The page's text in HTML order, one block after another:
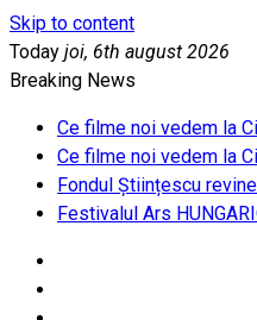
Skip to content
Today joi, 6th august 2026
Breaking News
Ce filme noi vedem la
Ce filme noi vedem la
Fondul Științescu
Festivalul Ars